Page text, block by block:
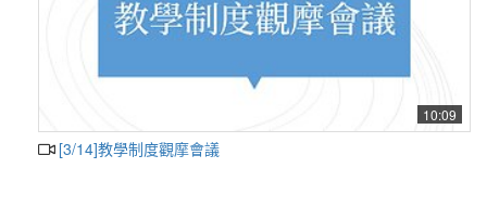
10:09
[3/14]教學制度觀摩會議